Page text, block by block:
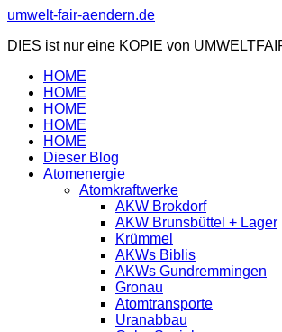
Zum
springen
umwelt-fair-aendern.de
DIES ist nur eine KOPIE von
HOME
HOME
HOME
HOME
HOME
Dieser Blog
Atomenergie
Atomkraftwerke
AKW Brokdorf
AKW Brunsbüttel + Lager
Krümmel
AKWs Biblis
AKWs Gundremmingen
Gronau
Atomtransporte
Uranabbau